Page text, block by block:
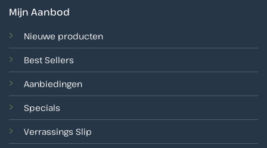
Mijn Aanbod
Nieuwe producten
Best Sellers
Aanbiedingen
Specials
Verrassings Slip